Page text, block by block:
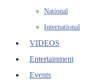
National
International
VIDEOS
Entertainment
Events